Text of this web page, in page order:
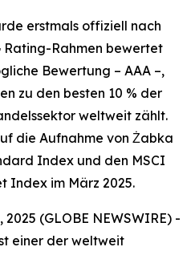
erstmals offiziell nach
Rating-Rahmen bewertet
Bewertung – AAA –,
zu den besten 10 % der
weltweit zählt.
die Aufnahme von Żabka
Index und den MSCI
Index im März 2025.
2025 (GLOBE NEWSWIRE) -
einer der weltweit